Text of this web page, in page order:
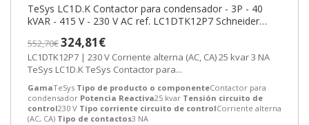
TeSys LC1D.K Contactor para condensador - 3P - 40
kVAR - 415 V - 230 V AC ref. LC1DTK12P7 Schneider
552,70€324,81€
LC1DTK12P7 | 230 V Corriente alterna (AC, CA) 25 kvar 3 NA
TeSys LC1D.K TeSys Contactor para...
GamaTeSys Tipo de producto o componenteContactor para
condensador Potencia Reactiva25 kvar Tensión circuito de
control230 V Tipo corriente circuito de controlCorriente alterna
(AC, CA) Tipo de contactos3 NA